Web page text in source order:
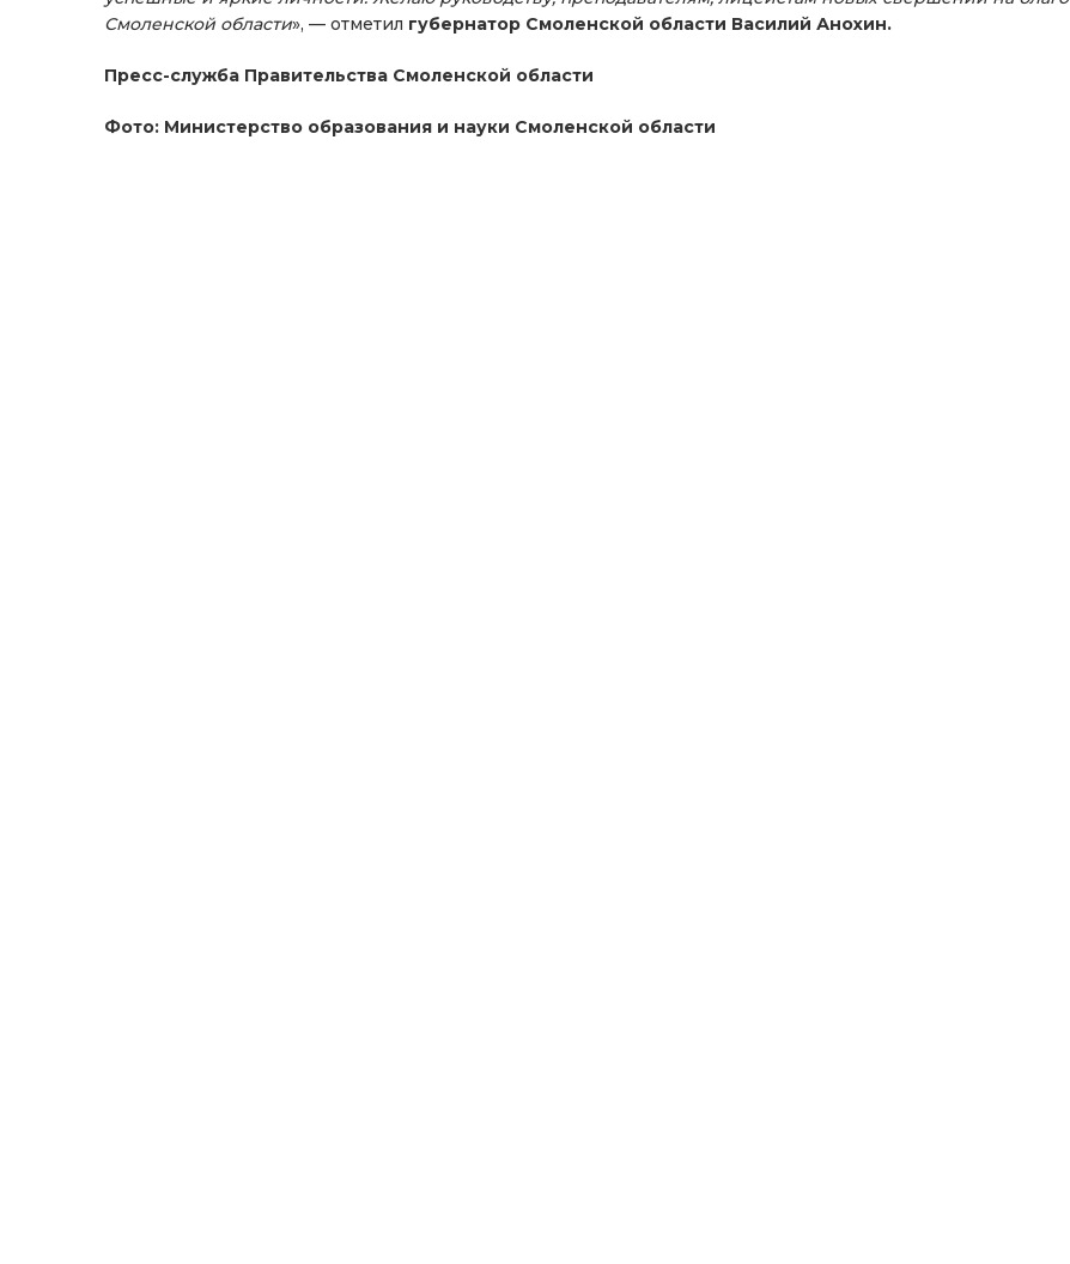
Смоленской области», — отметил губернатор Смоленской области Василий Анохин.
Пресс-служба Правительства Смоленской области
Фото: Министерство образования и науки Смоленской области